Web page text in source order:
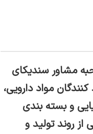
مشاور سندیکای
کنندگان مواد دارویی،
و بسته بندی
از روند تولید و